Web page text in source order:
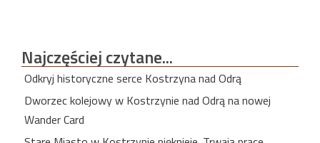
Najczęściejczytane...
Odkryj historyczne serce Kostrzyna nad Odrą
Dworzec kolejowy w Kostrzynie nad Odrą na nowej
Wander Card